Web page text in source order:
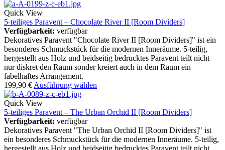
Quick View
5-teiliges Paravent – Chocolate River II [Room Dividers]
Verfügbarkeit: verfügbar
Dekoratives Paravent "Chocolate River II [Room Dividers]" ist ein
besonderes Schmuckstück für die modernen Inneräume. 5-teilig,
hergestellt aus Holz und beidseitig bedrucktes Paravent teilt nicht
nur diskret den Raum sonder kreiert auch in dem Raum ein
fabelhaftes Arrangement.
199,90 € Ausführung wählen
Quick View
5-teiliges Paravent – The Urban Orchid II [Room Dividers]
Verfügbarkeit: verfügbar
Dekoratives Paravent "The Urban Orchid II [Room Dividers]" ist
ein besonderes Schmuckstück für die modernen Inneräume. 5-teilig,